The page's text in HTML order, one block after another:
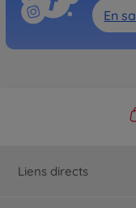
En
Liens directs